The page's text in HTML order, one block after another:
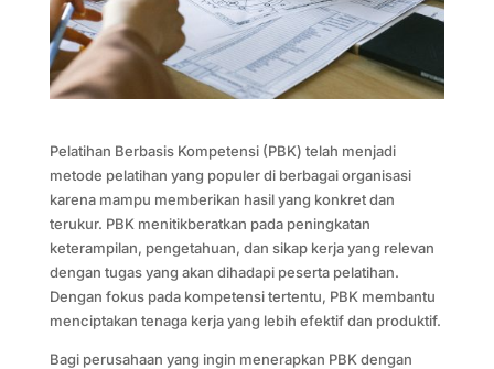
Pelatihan Berbasis Kompetensi (PBK) telah menjadi
metode pelatihan yang populer di berbagai organisasi
karena mampu memberikan hasil yang konkret dan
terukur. PBK menitikberatkan pada peningkatan
keterampilan, pengetahuan, dan sikap kerja yang relevan
dengan tugas yang akan dihadapi peserta pelatihan.
Dengan fokus pada kompetensi tertentu, PBK membantu
menciptakan tenaga kerja yang lebih efektif dan produktif.
Bagi perusahaan yang ingin menerapkan PBK dengan